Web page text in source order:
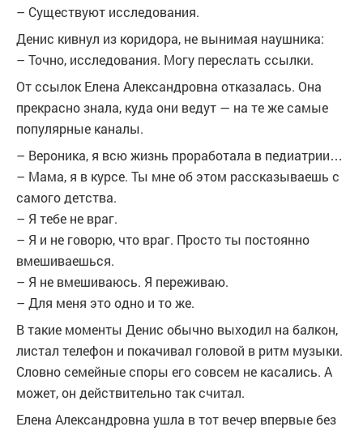
– Существуют исследования.
Денис кивнул из коридора, не вынимая наушника:
– Точно, исследования. Могу переслать ссылки.
От ссылок Елена Александровна отказалась. Она
прекрасно знала, куда они ведут — на те же самые
популярные каналы.
– Вероника, я всю жизнь проработала в педиатрии…
– Мама, я в курсе. Ты мне об этом рассказываешь с
самого детства.
– Я тебе не враг.
– Я и не говорю, что враг. Просто ты постоянно
вмешиваешься.
– Я не вмешиваюсь. Я переживаю.
– Для меня это одно и то же.
В такие моменты Денис обычно выходил на балкон,
листал телефон и покачивал головой в ритм музыки.
Словно семейные споры его совсем не касались. А
может, он действительно так считал.
Елена Александровна ушла в тот вечер впервые без